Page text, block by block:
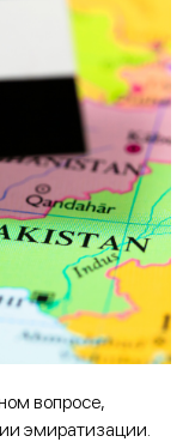
вопросе,
эмиратизации.